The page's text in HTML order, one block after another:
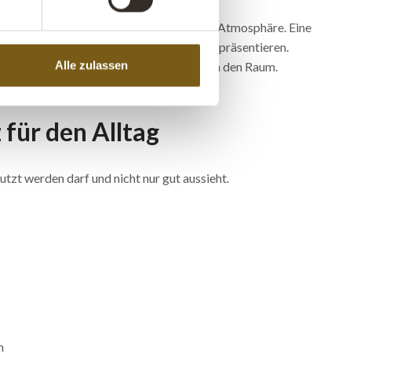
Alle zulassen
Aufbewahrung als auch als Teil der Atmosphäre. Eine
oder im Geschäft Produkte präsentieren.
einen dezenten Industriecharme in den Raum.
für den Alltag
werden darf und nicht nur gut aussieht.